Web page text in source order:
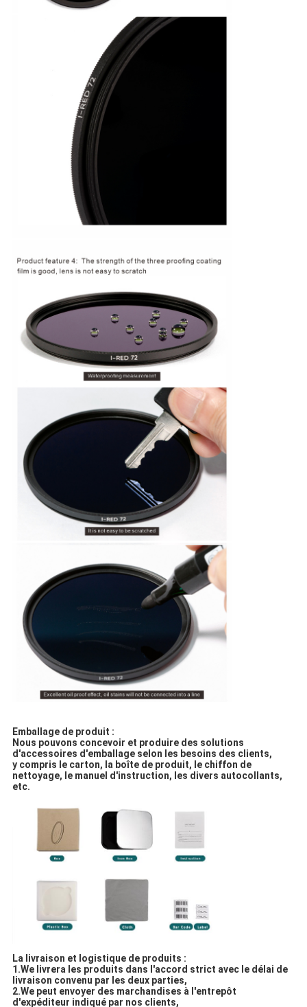
Emballage de produit :
Nous pouvons concevoir et produire des solutions
d'accessoires d'emballage selon les besoins des clients,
y compris le carton, la boîte de produit, le chiffon de
nettoyage, le manuel d'instruction, les divers autocollants,
etc.
La livraison et logistique de produits :
1.We livrera les produits dans l'accord strict avec le délai de
livraison convenu par les deux parties,
2.We peut envoyer des marchandises à l'entrepôt
d'expéditeur indiqué par nos clients,